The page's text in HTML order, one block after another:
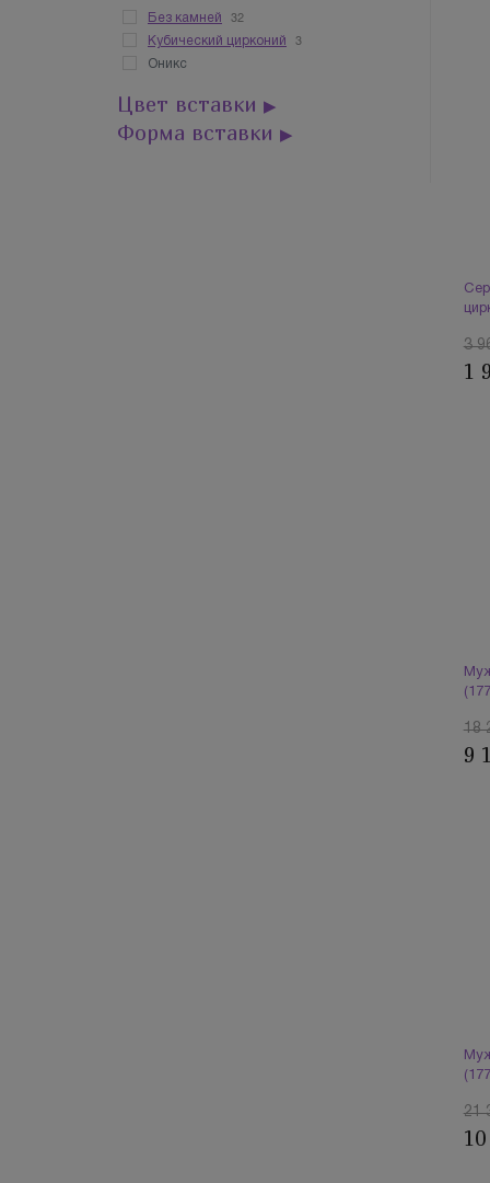
Без камней 32
Кубический цирконий 3
Оникс
Цвет вставки ▶
Форма вставки ▶
3
1
18
9
21